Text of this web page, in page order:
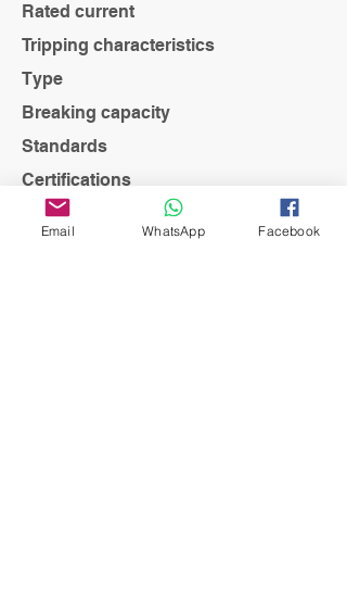
Rated current
Tripping characteristics
Type
Breaking capacity
Standards
Certifications
KBUH, KBUN, KBUD
Email WhatsApp Facebook